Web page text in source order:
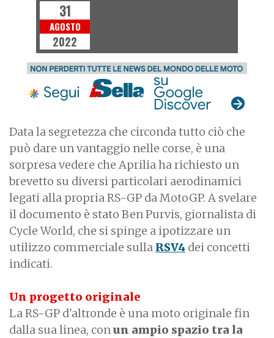
Data la segretezza che circonda tutto ciò che
può dare un vantaggio nelle corse, è una
sorpresa vedere che Aprilia ha richiesto un
brevetto su diversi particolari aerodinamici
legati alla propria RS-GP da MotoGP. A svelare
il documento è stato Ben Purvis, giornalista di
Cycle World, che si spinge a ipotizzare un
utilizzo commerciale sulla RSV4 dei concetti
indicati.
Un progetto originale
La RS-GP d'altronde è una moto originale fin
dalla sua linea, conun ampio spazio tra la
31
AGOSTO
2022